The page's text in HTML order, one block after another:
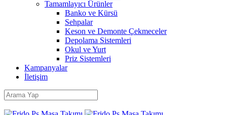
Tamamlayıcı Ürünler
Banko ve Kürsü
Sehpalar
Keson ve Demonte Çekmeceler
Depolama Sistemleri
Okul ve Yurt
Priz Sistemleri
Kampanyalar
İletişim